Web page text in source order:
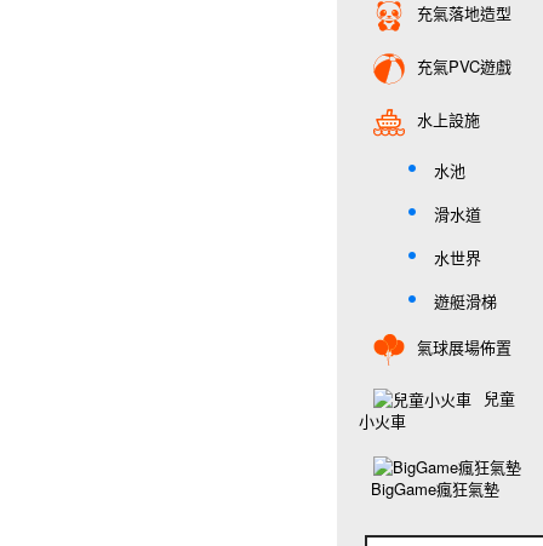
充氣落地造型
充氣PVC遊戲
水上設施
水池
滑水道
水世界
遊艇滑梯
氣球展場佈置
兒童
小火車
BigGame瘋狂氣墊